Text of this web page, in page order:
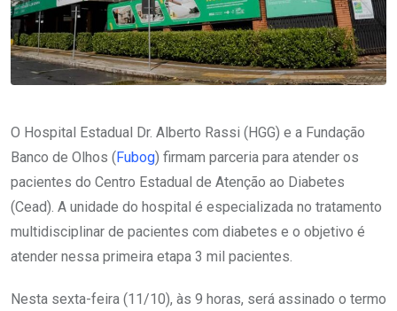
O Hospital Estadual Dr. Alberto Rassi (HGG) e a Fundação
Banco de Olhos ( Fubog) firmam parceria para atender os
pacientes do Centro Estadual de Atenção ao Diabetes
(Cead). A unidade do hospital é especializada no tratamento
multidisciplinar de pacientes com diabetes e o objetivo é
atender nessa primeira etapa 3 mil pacientes.
Nesta sexta-feira (11/10), às 9 horas, será assinado o termo